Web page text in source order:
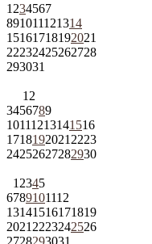
1 234567
891011121314
15161718192021
22232425262728
293031
1 2
3456789
10111213141516
1718192021 2223
24252627282930
1 2345
6789101112
13141516171819
2021 2223242526
2728293031